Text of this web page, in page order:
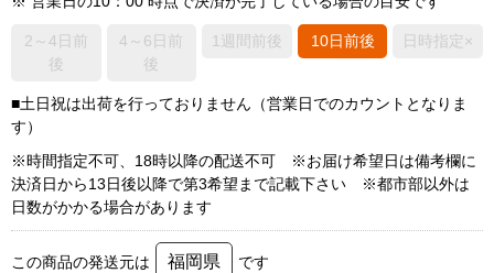
2～4日前
後
4～6日前
後
1週間前後 10日前後 日時指定×
■土日祝は出荷を行っておりません（営業日でのカウントとなりま
す）
※時間指定不可、18時以降の配送不可 ※お届け希望日は備考欄に
決済日から13日後以降で第3希望まで記載下さい ※都市部以外は
日数がかかる場合があります
この商品の発送元は 福岡県 です